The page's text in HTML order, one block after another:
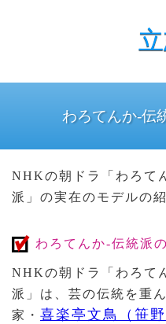
わろてんか-伝
NHKの朝ドラ「わろて
派」の実在のモデルの
わろてんか-伝統派
NHKの朝ドラ「わろて
派」は、芸の伝統を重
家・ 喜楽亭文鳥（笹野